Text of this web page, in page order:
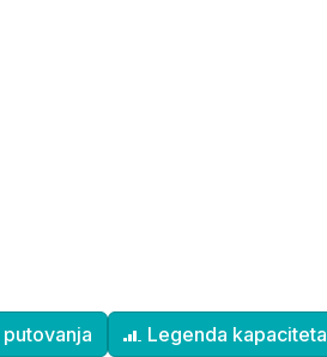
informacije
Legenda kapaciteta